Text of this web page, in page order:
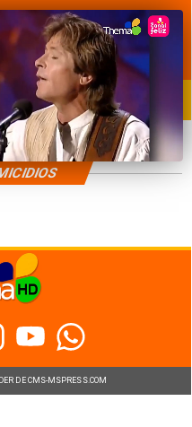
DEPORTES
DE CMS-MSPRESS.COM